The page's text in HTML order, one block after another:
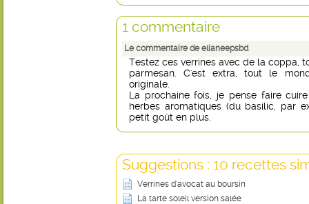
1 commentaire
Le commentaire de elianeepsbd
Testez ces verrines avec de la coppa,
parmesan. C'est extra, tout le
originale.
La prochaine fois, je pense faire
herbes aromatiques (du basilic, par
petit goût en plus.
Suggestions : 10 recettes
Verrines d'avocat au boursin
La tarte soleil version salée